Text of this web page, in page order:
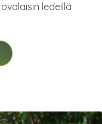
ledeillä